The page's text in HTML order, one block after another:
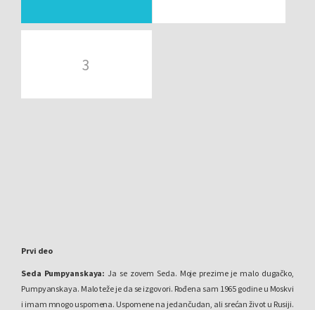
3
Prvi deo
Seda Pumpyanskaya: Ja se zovem Seda. Moje prezime je malo dugačko,
Pumpyanskaya. Malo teže je da se izgovori. Rođena sam 1965 godine u Moskvi
i imam mnogo uspomena. Uspomene na jedančudan, ali srećan život u Rusiji.